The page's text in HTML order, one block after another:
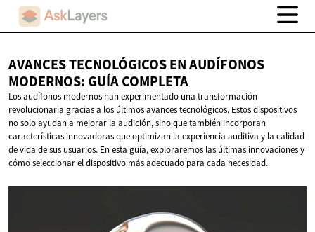
AVANCES TECNOLÓGICOS EN AUDÍFONOS
MODERNOS: GUÍA COMPLETA
Los audífonos modernos han experimentado una transformación
revolucionaria gracias a los últimos avances tecnológicos. Estos dispositivos
no solo ayudan a mejorar la audición, sino que también incorporan
características innovadoras que optimizan la experiencia auditiva y la calidad
de vida de sus usuarios. En esta guía, exploraremos las últimas innovaciones y
cómo seleccionar el dispositivo más adecuado para cada necesidad.